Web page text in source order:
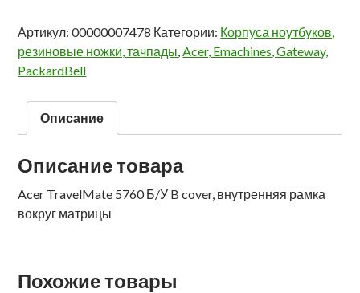
Артикул:00000007478 Категории: Корпуса ноутбуков,
резиновые ножки, тачпады,Acer, Emachines, Gateway,
PackardBell
Описание
Описание товара
Acer TravelMate 5760 Б/У B cover, внутренняя рамка
вокруг матрицы
Похожие товары